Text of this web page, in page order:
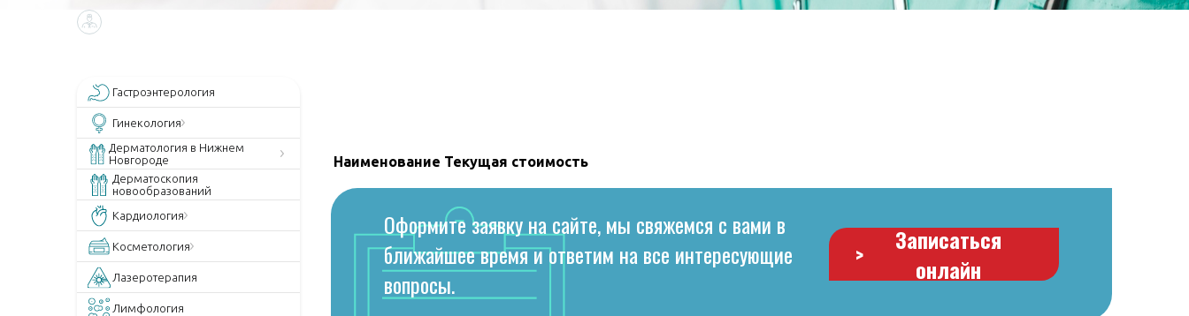
Гастроэнтерология
Гинекология
Дерматология в Нижнем
Новгороде
Дерматоскопия
новообразований
Кардиология
Косметология
Лазеротерапия
Лимфология
Наименование Текущая стоимость
Оформите заявку на сайте, мы свяжемся с вами в
ближайшее время и ответим на все интересующие
вопросы.
>
Записаться
онлайн